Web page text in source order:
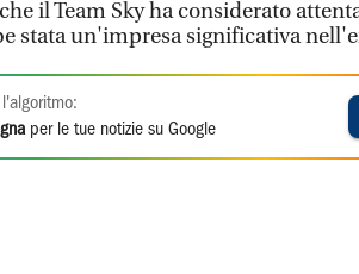
il Team Sky ha considerato
stata un'impresa significativa
per le tue notizie su Google